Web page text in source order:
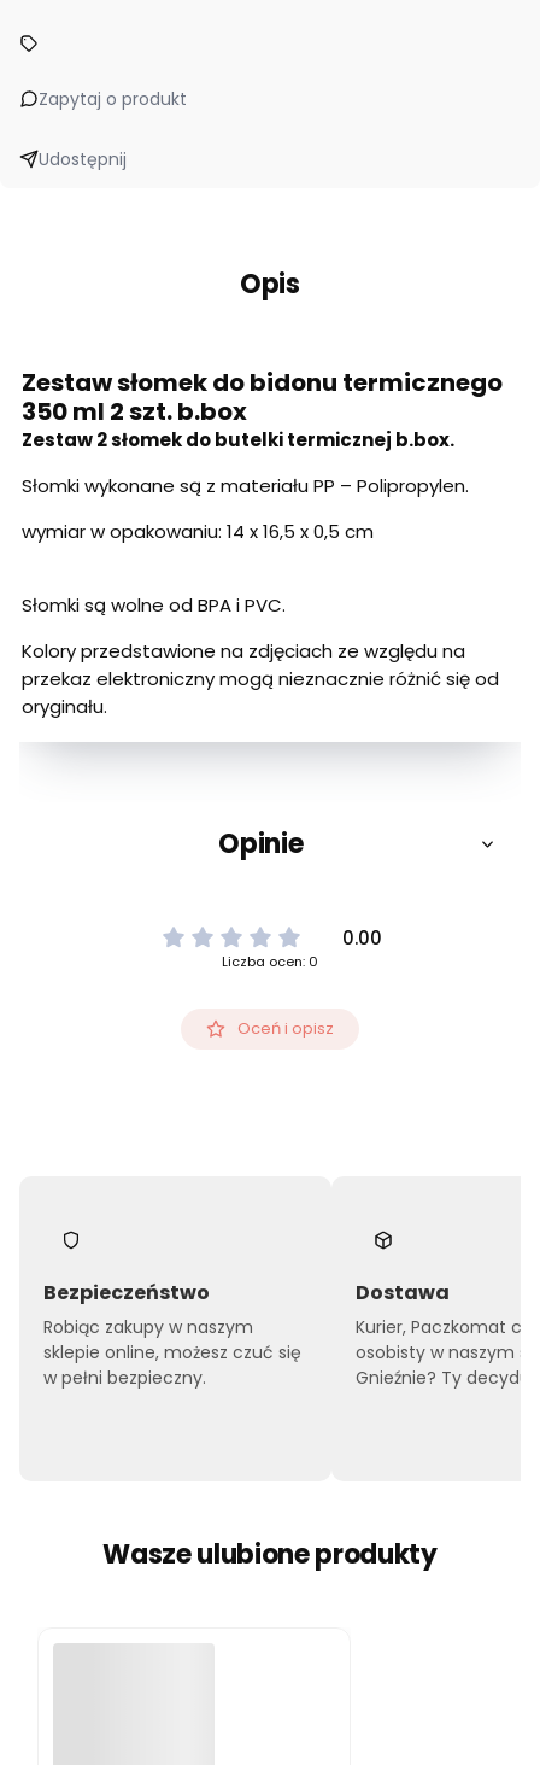
Zapytaj o produkt
Udostępnij
Opis
Zestaw słomek do bidonu termicznego
350 ml 2 szt. b.box
Zestaw 2 słomek do butelki termicznej b.box.
Słomki wykonane są z materiału PP – Polipropylen.
wymiar w opakowaniu: 14 x 16,5 x 0,5 cm
Słomki są wolne od BPA i PVC.
Kolory przedstawione na zdjęciach ze względu na
przekaz elektroniczny mogą nieznacznie różnić się od
oryginału.
Opinie
0.00
Liczba ocen: 0
Oceń i opisz
Bezpieczeństwo
Robiąc zakupy w naszym
sklepie online, możesz czuć się
w pełni bezpieczny.
Dostawa
Kurier, Paczkomat
osobisty w naszym
Gnieźnie? Ty
Wasze ulubione produkty